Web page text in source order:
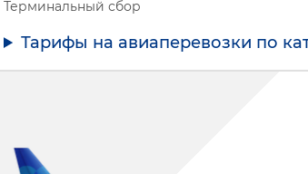
Терминальный сбор
Тарифы на авиаперевозки по